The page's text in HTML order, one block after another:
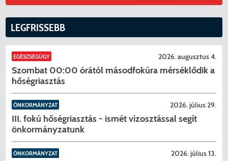
LEGFRISSEBB
EGÉSZSÉGÜGY 2026. augusztus 4.
Szombat 00:00 órától másodfokúra mérséklődik a
hőségriasztás
ÖNKORMÁNYZAT 2026. július 29.
III. fokú hőségriasztás - ismét vízosztással segít
önkormányzatunk
ÖNKORMÁNYZAT 2026. július 13.